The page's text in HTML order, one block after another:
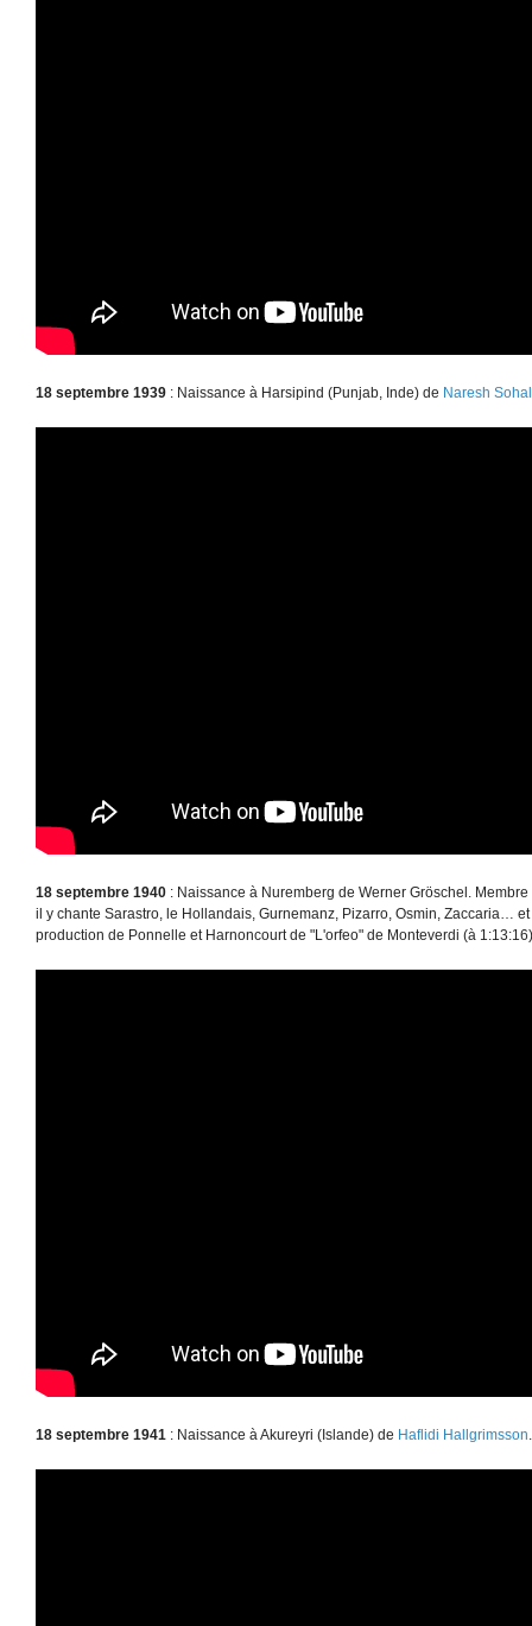
18 septembre 1939 : Naissance à Harsipind (Punjab, Inde) de Naresh Sohal
18 septembre 1940 : Naissance à Nuremberg de Werner Gröschel.
il y chante Sarastro, le Hollandais, Gurnemanz, Pizarro, Osmin, Zaccaria…
production de Ponnelle et Harnoncourt de "L'orfeo" de Monteverdi (à
18 septembre 1941 : Naissance à Akureyri (Islande) de Haflidi Hallgrimsson